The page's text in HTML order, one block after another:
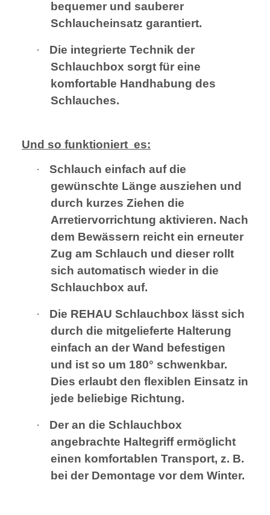
bequemer und sauberer
Schlaucheinsatz garantiert.
·
Die integrierte Technik der
Schlauchbox sorgt für eine
komfortable Handhabung des
Schlauches.
Und so funktioniert es:
·
Schlauch einfach auf die
gewünschte Länge ausziehen und
durch kurzes Ziehen die
Arretiervorrichtung aktivieren. Nach
dem Bewässern reicht ein erneuter
Zug am Schlauch und dieser rollt
sich automatisch wieder in die
Schlauchbox auf.
·
Die REHAU Schlauchbox lässt sich
durch die mitgelieferte Halterung
einfach an der Wand befestigen
und ist so um 180° schwenkbar.
Dies erlaubt den flexiblen Einsatz in
jede beliebige Richtung.
·
Der an die Schlauchbox
angebrachte Haltegriff ermöglicht
einen komfortablen Transport, z. B.
bei der Demontage vor dem Winter.